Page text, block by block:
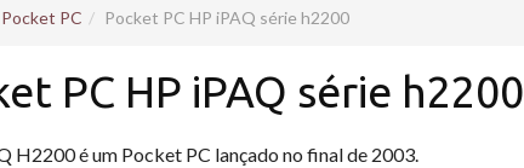
Pocket PC Pocket PC HP iPAQ série h2200
PC HP iPAQ série h2200
H2200 é um Pocket PC lançado no final de 2003.